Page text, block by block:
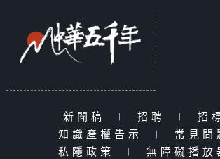
新聞稿 | 招聘 | 招
知識產權告示
| 常見問
私隱政策
| 無障礙播放